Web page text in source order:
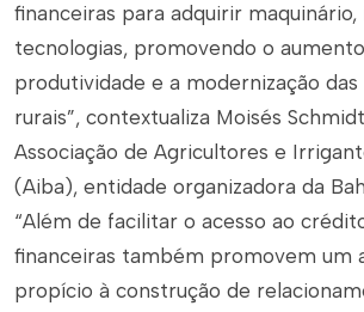
financeiras para adquirir maquinário,
tecnologias, promovendo o
produtividade e a modernização
rurais”, contextualiza Moisés
Associação de Agricultores e
(Aiba), entidade organizadora da
“Além de facilitar o acesso ao
financeiras também promovem um
propício à construção de